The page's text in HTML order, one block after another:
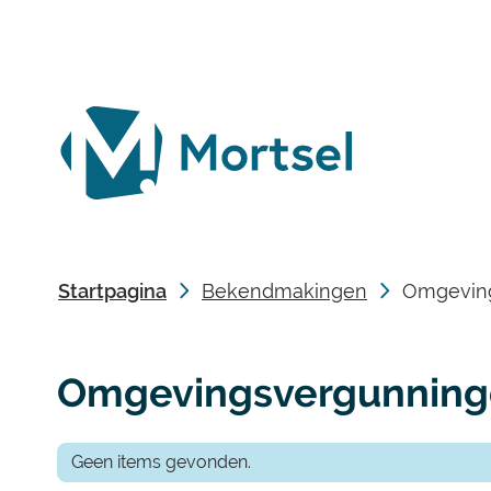
lokaal
bestuur
Mortsel
Startpagina Bekendmakingen
Geen items gevonden.